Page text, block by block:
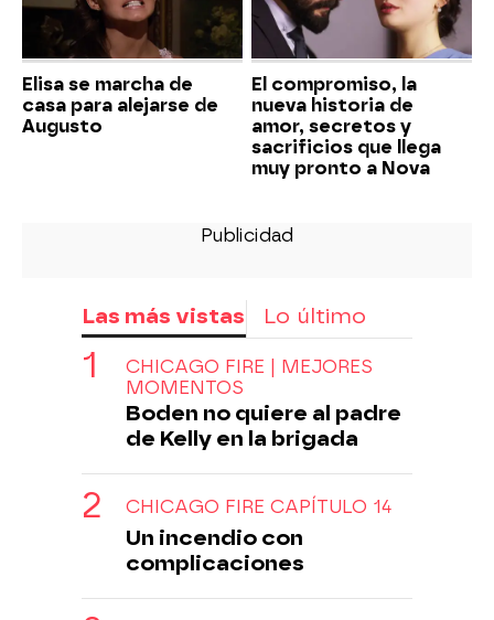
Elisa se marcha de
casa para alejarse de
Augusto
El compromiso, la
nueva historia de
amor, secretos y
sacrificios que llega
muy pronto a Nova
Las más vistas Lo último
CHICAGO FIRE | MEJORES
MOMENTOS
Boden no quiere al padre
de Kelly en la brigada
CHICAGO FIRE CAPÍTULO 14
Un incendio con
complicaciones